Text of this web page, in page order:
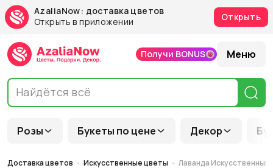
AzaliaNow: доставка цветов
Открыть в приложении
Открыть
Розы Букеты по цене Декор
Получи BONUS Меню
Доставка цветов Искусственные цветы Лаванда Искусственный